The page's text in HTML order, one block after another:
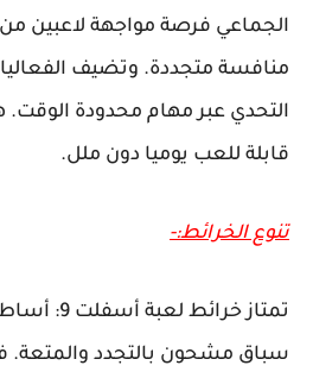
الجماعي فرصة مواجهة لاعبين
منافسة متجددة. وتضيف
التحدي عبر مهام محدودة الوقت.
قابلة للعب يوميا دون ملل.
تنوع الخرائط:-
تمتاز
سباق مشحون بالتجدد والمتعة.